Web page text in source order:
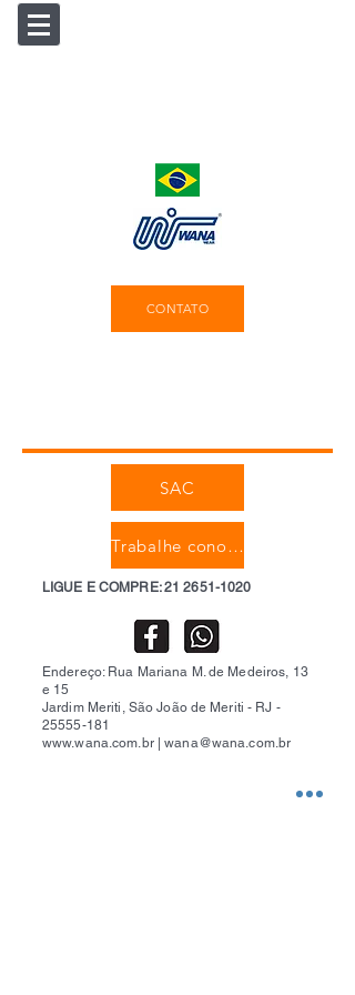
CONTATO
SAC
Trabalhe conosco
LIGUE E COMPRE:21 2651-1020
Endereço: Rua Mariana M. de Medeiros, 13
e 15
Jardim Meriti, São João de Meriti - RJ -
25555-181
www.wana.com.br|wana@wana.com.br